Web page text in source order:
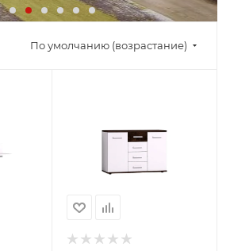
По умолчанию (возрастание)